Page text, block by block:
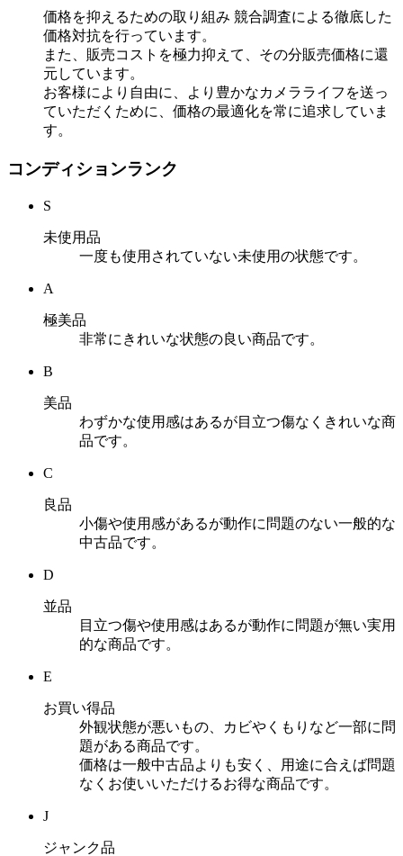
価格を抑えるための取り組み 競合調査による徹底した
価格対抗を行っています。
また、販売コストを極力抑えて、その分販売価格に還
元しています。
お客様により自由に、より豊かなカメラライフを送っ
ていただくために、価格の最適化を常に追求していま
す。
コンディションランク
S
未使用品
一度も使用されていない未使用の状態です。
A
極美品
非常にきれいな状態の良い商品です。
B
美品
わずかな使用感はあるが目立つ傷なくきれいな商
品です。
C
良品
小傷や使用感があるが動作に問題のない一般的な
中古品です。
D
並品
目立つ傷や使用感はあるが動作に問題が無い実用
的な商品です。
E
お買い得品
外観状態が悪いもの、カビやくもりなど一部に問
題がある商品です。
価格は一般中古品よりも安く、用途に合えば問題
なくお使いいただけるお得な商品です。
J
ジャンク品